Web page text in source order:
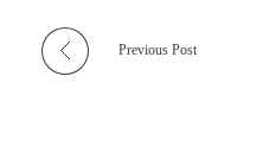
Previous Post